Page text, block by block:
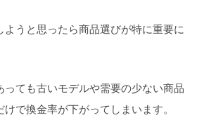
うと思ったら商品選びが特に重要に
っても古いモデルや需要の少ない商品
で換金率が下がってしまいます。